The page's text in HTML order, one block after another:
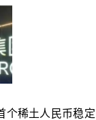
个稀土人民币稳定